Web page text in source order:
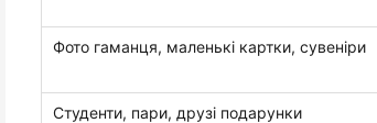
Фото гаманця, маленькі картки, сувеніри
Студенти, пари, друзі подарунки